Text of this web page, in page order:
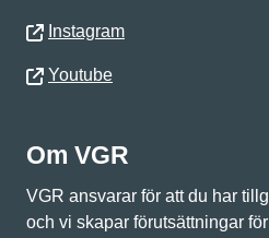
Instagram
Youtube
Om VGR
VGR ansvarar för att du har
och vi skapar förutsättningar